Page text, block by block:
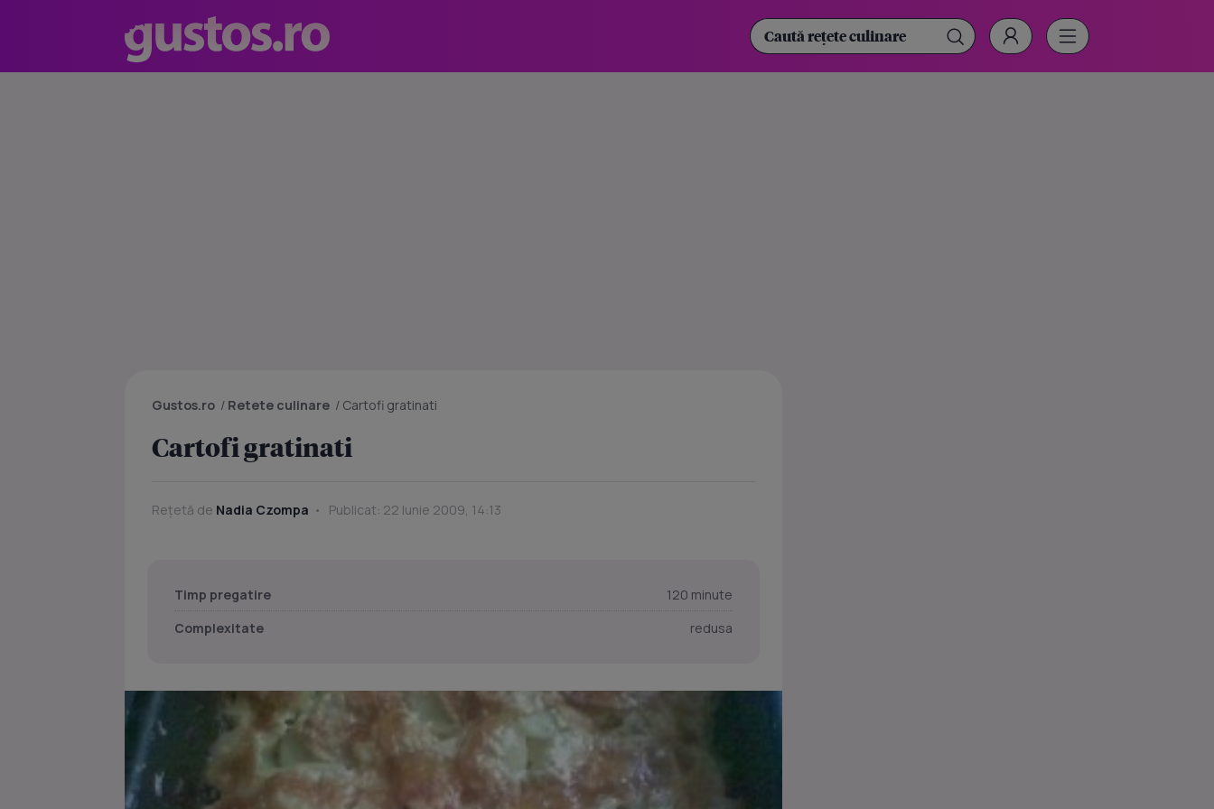
Gustos.ro / Retete culinare / Cartofi gratinati
Cartofi gratinati
Rețetă de Nadia Czompa Publicat: 22 Iunie 2009, 14:13
Timp pregatire
120 minute
Complexitate
redusa